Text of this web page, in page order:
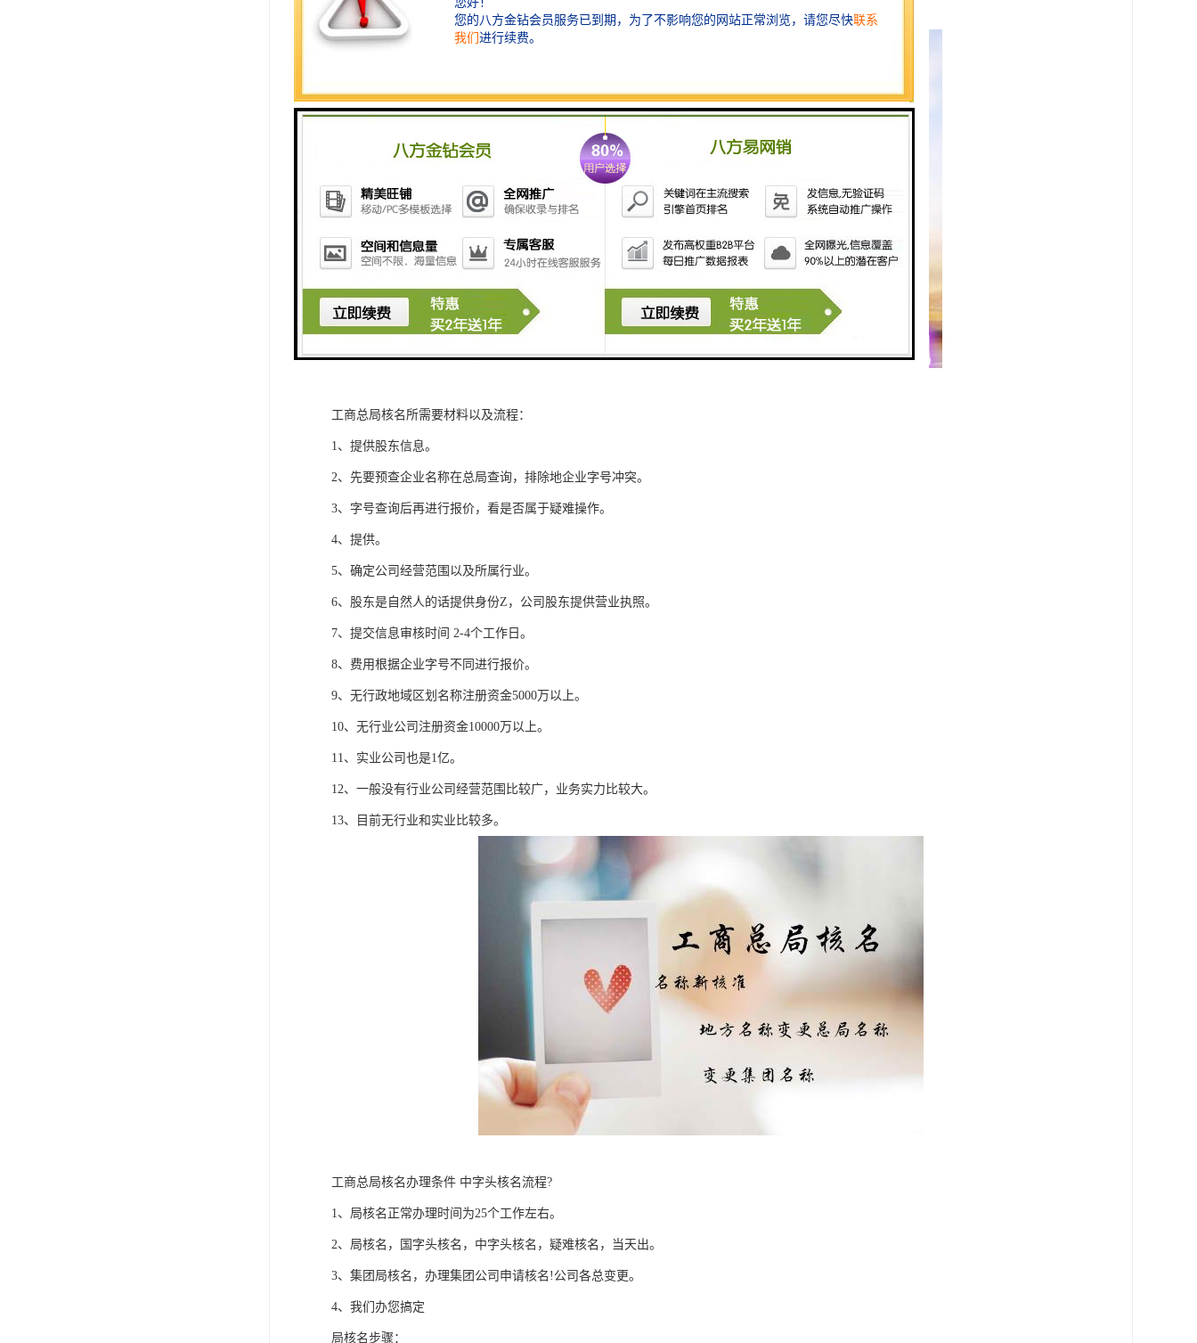
料比较复杂。难度大。
工商总局核名所需要材料以及流程：
1、提供股东信息。
2、先要预查企业名称在总局查询，排除地企业字号冲突。
3、字号查询后再进行报价，看是否属于疑难操作。
4、提供。
5、确定公司经营范围以及所属行业。
6、股东是自然人的话提供身份Z，公司股东提供营业执照。
7、提交信息审核时间 2-4个工作日。
8、费用根据企业字号不同进行报价。
9、无行政地域区划名称注册资金5000万以上。
10、无行业公司注册资金10000万以上。
11、实业公司也是1亿。
12、一般没有行业公司经营范围比较广，业务实力比较大。
13、目前无行业和实业比较多。
工商总局核名办理条件 中字头核名流程?
1、局核名正常办理时间为25个工作左右。
2、局核名，国字头核名，中字头核名，疑难核名，当天出。
3、集团局核名，办理集团公司申请核名!公司各总变更。
4、我们办您搞定
局核名步骤：